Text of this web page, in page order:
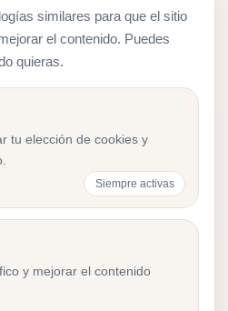
ayuda con
en
y
configuración contable
similares para que el sitio
el contenido. Puedes
quieras.
tu elección de cookies y
Siempre activas
y mejorar el contenido